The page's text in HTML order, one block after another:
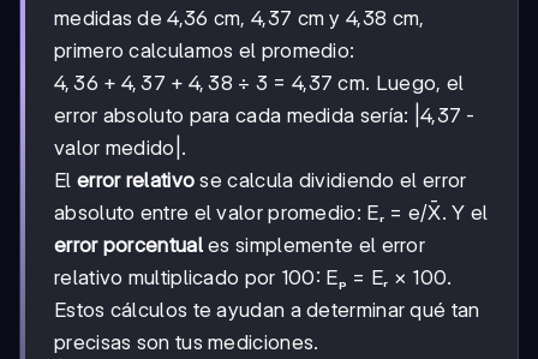
medidas de 4,36 cm, 4,37 cm y 4,38 cm,
primero calculamos el promedio:
4,36
+
4,37
+
4,38
4, 36 + 4, 37 + 4, 38 ÷ 3 = 4,37 cm. Luego, el
error absoluto para cada medida sería: |4,37 -
valor medido|.
El error relativo se calcula dividiendo el error
absoluto entre el valor promedio: Eᵣ = e/X̄. Y el
error porcentuales simplemente el error
relativo multiplicado por 100: Eₚ = Eᵣ × 100.
Estos cálculos te ayudan a determinar qué tan
precisas son tus mediciones.